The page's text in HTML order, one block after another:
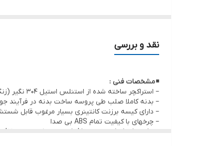
نقد و بررسی
◾مشخصات فنی :
– استراکچر ساخته شده از استنلس استیل 304 نگیر (زنگ ناپذیر و قابل استریل)
– بدنه کاملا صلب طی پروسه ساخت بدنه در فرآیند
– دارای کیسه برزنت کانتینری بسیار مرغوب قابل
– چرخهای با کیفیت تمام ABS بی صدا
مشخصات ابعادی :